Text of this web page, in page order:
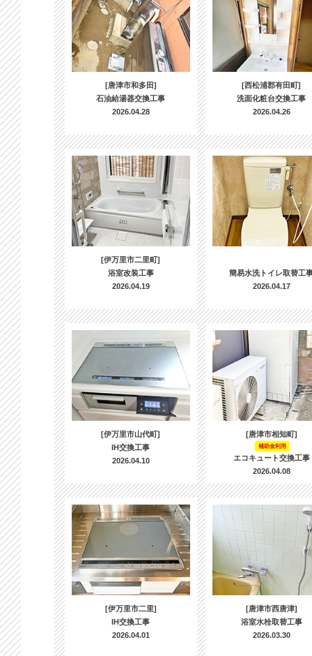
[唐津市和多田]
石油給湯器交換工事
2026.04.28
[西松浦郡有田町]
洗面化粧台交換工事
2026.04.26
[伊万里市二里町]
浴室改装工事
2026.04.19
簡易水洗トイレ取替工
2026.04.17
[伊万里市山代町]
IH交換工事
2026.04.10
[唐津市相知町]
補助金利用
エコキュート交換工事
2026.04.08
[伊万里市二里]
IH交換工事
2026.04.01
[唐津市西唐津]
浴室水栓取替工事
2026.03.30